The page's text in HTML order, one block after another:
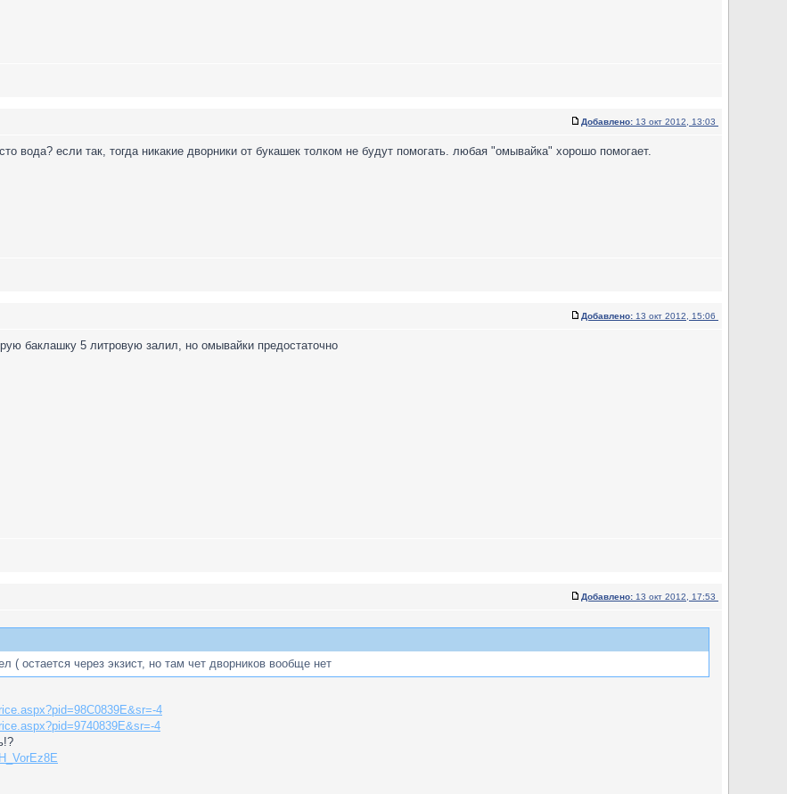
Добавлено: 13 окт 2012, 13:03
вода? если так, тогда никакие дворники от букашек толком не будут помогать. любая "омывайка" хорошо помогает.
Добавлено: 13 окт 2012, 15:06
баклашку 5 литровую залил, но омывайки предостаточно
Добавлено: 13 окт 2012, 17:53
( остается через экзист, но там чет дворников вообще нет
4
4